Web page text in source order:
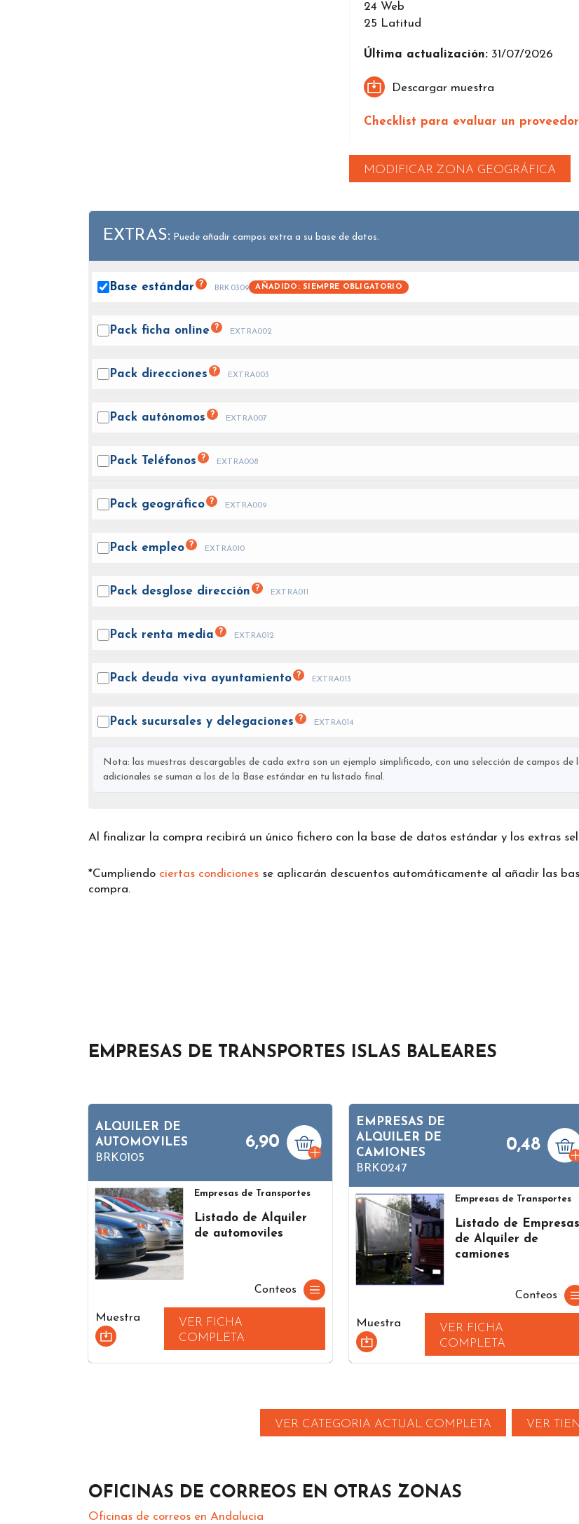
24 Web
25 Latitud
Última actualización: 31/07/2026
Descargar muestra
Checklist para evaluar un
MODIFICAR ZONA GEOGRÁFICA
EXTRAS: Puede añadir campos extra a su base de datos.
Base estándar ? BRK0309 AÑADIDO: SIEMPRE OBLIGATORIO
Pack ficha online ? EXTRA002
Pack direcciones ? EXTRA003
Pack autónomos ? EXTRA007
Pack Teléfonos ? EXTRA008
Pack geográfico ? EXTRA009
Pack empleo ? EXTRA010
Pack desglose dirección ? EXTRA011
Pack renta media ? EXTRA012
Pack deuda viva ayuntamiento ? EXTRA013
Pack sucursales y delegaciones ? EXTRA014
Nota: las muestras descargables de cada extra son un ejemplo simplificado, con una selección de campos
adicionales se suman a los de la Base estándar en tu listado final.
Al finalizar la compra recibirá un único fichero con la base de datos estándar y los extras
*Cumpliendo ciertas condiciones se aplicarán descuentos automáticamente al añadir las
compra.
EMPRESAS DE TRANSPORTES ISLAS BALEARES
ALQUILER DE
AUTOMOVILES
BRK0105
6,90
Empresas de Transportes
Listado de Alquiler
de automoviles
Conteos
Muestra
VER FICHA
COMPLETA
EMPRESAS DE
ALQUILER DE
CAMIONES
BRK0247
0,48
Empresas de Transportes
Listado de Empresas
de Alquiler de
camiones
Conteos
Muestra
VER FICHA
COMPLETA
VER CATEGORIA ACTUAL COMPLETA VER
OFICINAS DE CORREOS EN OTRAS ZONAS
Oficinas de correos en Andalucia